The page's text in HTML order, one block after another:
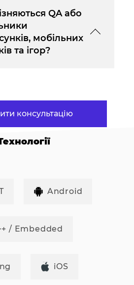
QA або
мобільних
та ігор?
консультацію
Android
/ Embedded
iOS